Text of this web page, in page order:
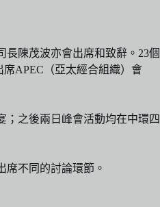
陳茂波亦會出席和致辭。23個
APEC（亞太經合組織）會
；之後兩日峰會活動均在中環四
不同的討論環節。